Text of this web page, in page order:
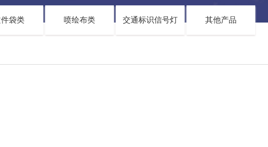
袋类 喷绘布类 交通标识信号灯 其他产品